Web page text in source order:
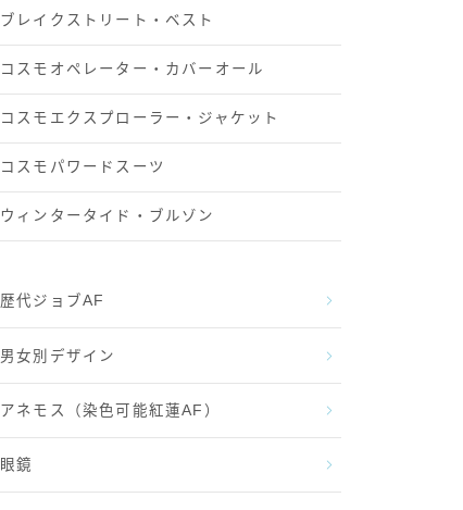
ブレイクストリート・ベスト
コスモオペレーター・カバーオール
コスモエクスプローラー・ジャケット
コスモパワードスーツ
ウィンタータイド・ブルゾン
歴代ジョブAF
男女別デザイン
アネモス（染色可能紅蓮AF）
眼鏡